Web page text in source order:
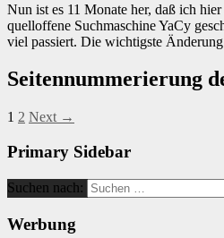
Nun ist es 11 Monate her, daß ich
quelloffene Suchmaschine YaCy
viel passiert. Die wichtigste
Seitennummerierung
1 2 Next →
Primary Sidebar
Suchen nach:
Werbung